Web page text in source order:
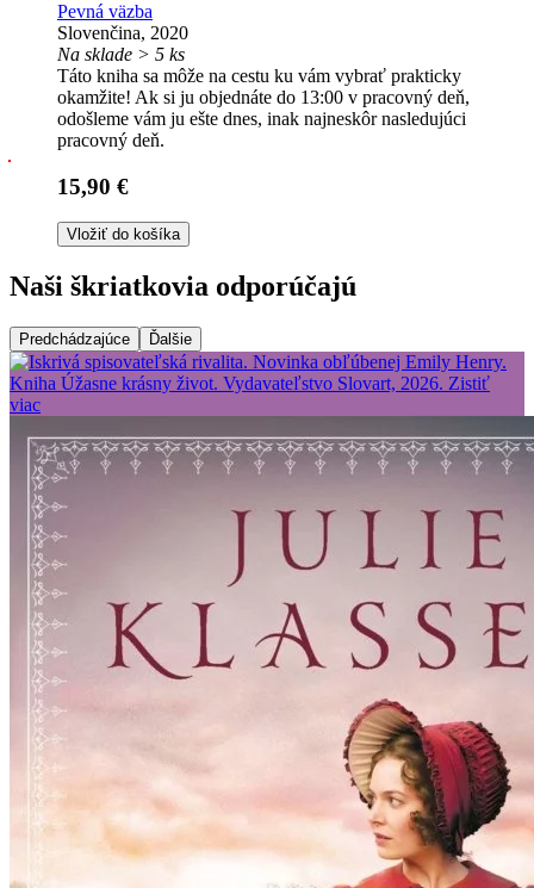
Pevná väzba
Slovenčina, 2020
Na sklade > 5 ks
Táto kniha sa môže na cestu ku vám vybrať prakticky
okamžite! Ak si ju objednáte do 13:00 v pracovný deň,
odošleme vám ju ešte dnes, inak najneskôr nasledujúci
pracovný deň.
15,90 €
Vložiť do košíka
Naši škriatkovia odporúčajú
Predchádzajúce Ďalšie